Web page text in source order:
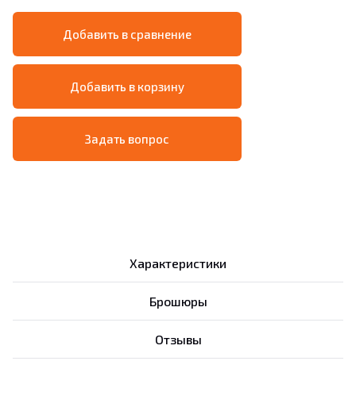
Добавить в сравнение
Добавить в корзину
Задать вопрос
Характеристики
Брошюры
Отзывы